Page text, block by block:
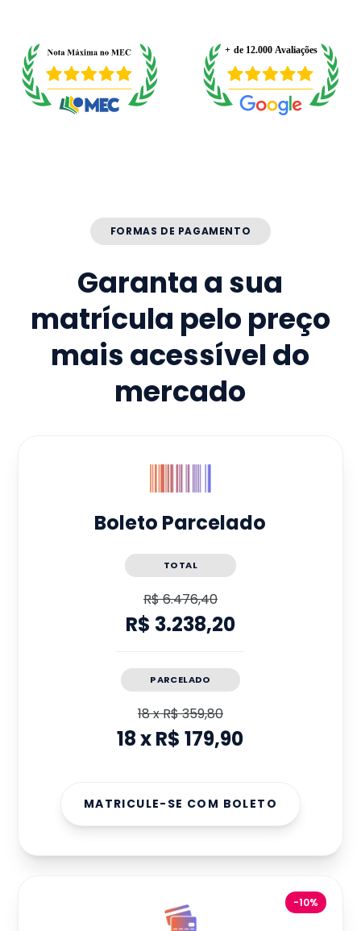
FORMAS DE PAGAMENTO
Garanta a sua
matrícula pelo preço
mais acessível do
mercado
Boleto Parcelado
TOTAL
R$ 6.476,40
R$ 3.238,20
PARCELADO
18xR$ 359,80
18xR$ 179,90
MATRICULE-SE COM BOLETO
-10%